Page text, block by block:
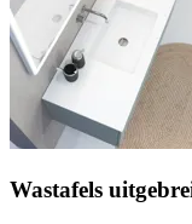
Wastafels